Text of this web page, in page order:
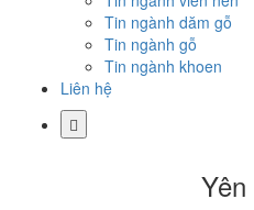
Tin ngành dăm gỗ
Tin ngành gỗ
Tin ngành khoen
Liên hệ